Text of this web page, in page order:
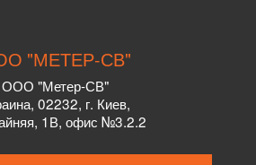
"МЕТЕР-СВ"
ООО "Метер-СВ"
, 02232, г. Киев,
1В, офис №3.2.2